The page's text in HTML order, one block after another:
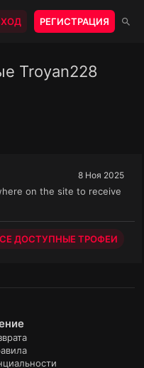
РЕГИСТРАЦИЯ
Troyan228
8 Ноя 2025
on the site to receive
ДОСТУПНЫЕ ТРОФЕИ